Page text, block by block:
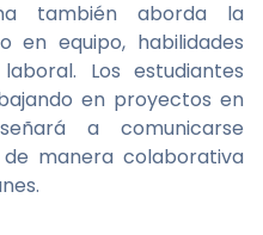
también aborda la
en equipo, habilidades
Los estudiantes
en proyectos en
a comunicarse
manera colaborativa